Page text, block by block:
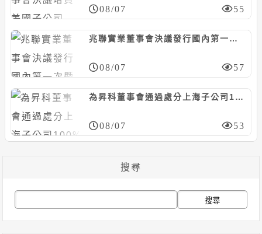
08/07 55
兆聯實業董事會決議發行國內第一次暨第二次無擔保轉換債，合計上限25億元
08/07 57
為昇科董事會通過處分上海子公司100%股權，預計認列處分損失約6526萬元
08/07 53
搜尋